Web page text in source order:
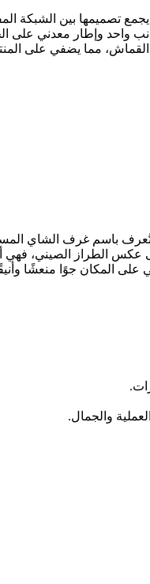
وإطار معدني على
مما يضفي على
غرف الشاي
عكس الطراز
المكان جوًا منعشًا
والجمال.